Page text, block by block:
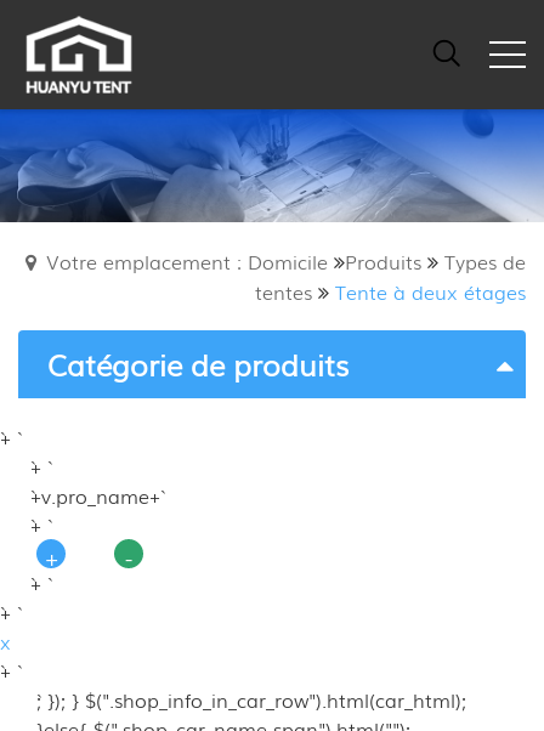
Votre emplacement : Domicile Produits
Types de
tentes
Tente à deux étages
Catégorie de produits
`+ `
`+ `
`+v.pro_name+`
`+ `
+ -
`+ `
`+ `
x
`+ `
`; }); } $(".shop_info_in_car_row").html(car_html);